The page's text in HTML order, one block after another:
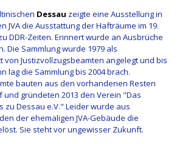
Dessau zeigte eine Ausstellung in
JVA die Ausstattung der Hafträume im 19.
DDR-Zeiten. Erinnert wurde an Ausbrüche
Die Sammlung wurde 1979 als
von Justizvollzugsbeamten angelegt und bis
lag die Sammlung bis 2004 brach.
bauten aus den vorhandenen Resten
und gründeten 2013 den Verein "Das
zu Dessau e.V." Leider wurde aus
der ehemaligen JVA-Gebäude die
Sie steht vor ungewisser Zukunft.